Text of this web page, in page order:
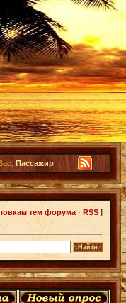
Пассажир
тем форума · RSS ]